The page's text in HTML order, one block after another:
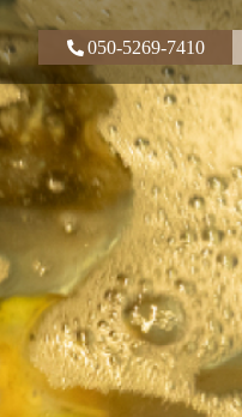
050-5269-7410